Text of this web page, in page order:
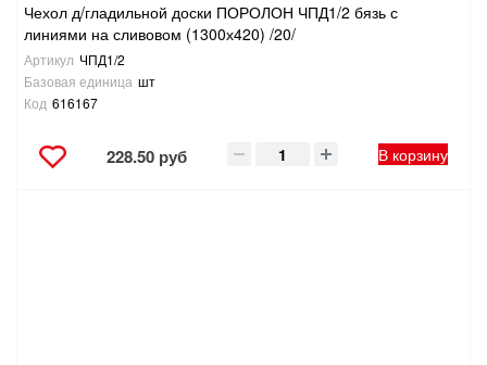
Чехол д/гладильной доски ПОРОЛОН ЧПД1/2 бязь с
линиями на сливовом (1300х420) /20/
Артикул ЧПД1/2
Базовая единица шт
Код 616167
228.50 руб В корзину